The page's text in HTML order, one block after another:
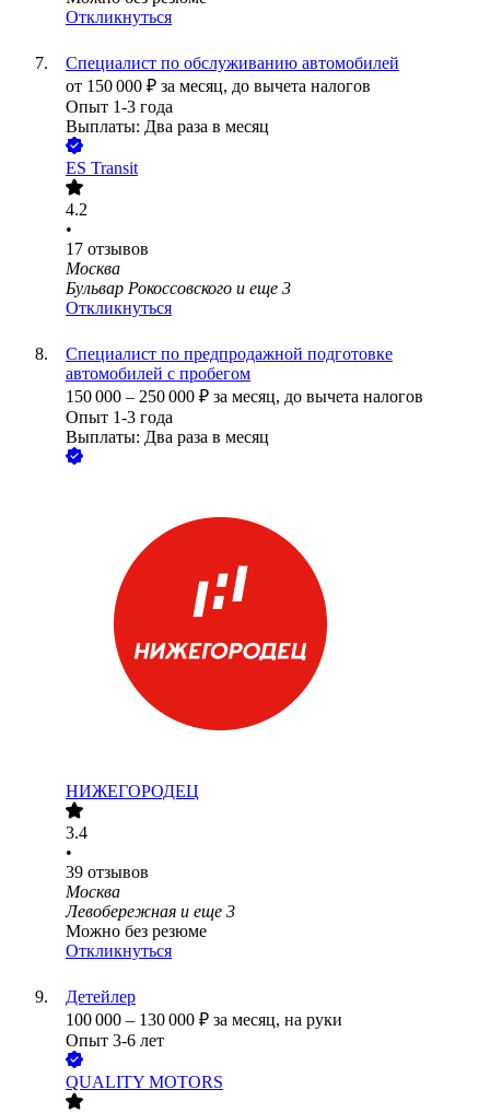
Откликнуться
Специалист по обслуживанию автомобилей
от 150 000 ₽ за месяц, до вычета налогов
Опыт 1-3 года
Выплаты: Два раза в месяц
ES Transit
4.2
•
17 отзывов
Москва
Бульвар Рокоссовского и еще 3
Откликнуться
Специалист по предпродажной подготовке
автомобилей с пробегом
150 000 – 250 000 ₽ за месяц, до вычета налогов
Опыт 1-3 года
Выплаты: Два раза в месяц
НИЖЕГОРОДЕЦ
3.4
•
39 отзывов
Москва
Левобережная и еще 3
Можно без резюме
Откликнуться
Детейлер
100 000 – 130 000 ₽ за месяц, на руки
Опыт 3-6 лет
QUALITY MOTORS